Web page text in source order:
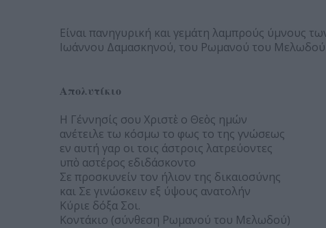
Είναι πανηγυρική και γεμάτη λαμπρούς ύμνους
Ιωάννου Δαμασκηνού, του Ρωμανού του
Απολυτίκιο
Η Γέννησίς σου Χριστὲ ο Θεὸς ημών
ανέτειλε τω κόσμω το φως το της γνώσεως
εν αυτή γαρ οι τοις άστροις λατρεύοντες
υπὸ αστέρος εδιδάσκοντο
Σε προσκυνείν τον ήλιον της δικαιοσύνης
και Σε γινώσκειν εξ ύψους ανατολήν
Κύριε δόξα Σοι.
Κοντάκιο (σύνθεση Ρωμανού του Μελωδού)